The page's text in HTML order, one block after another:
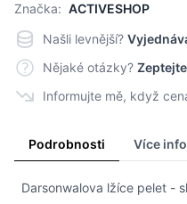
Značka: ACTIVESHOP
Našli levnější?
Nějaké otázky?
Informujte mě, když
Podrobnosti Více
Darsonwalova lžíce pelet -